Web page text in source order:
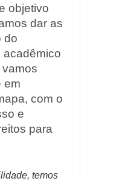
objetivo
dar as
do
acadêmico
em
com o
e
para
temos